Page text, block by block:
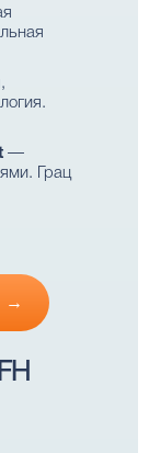
—
Грац
→